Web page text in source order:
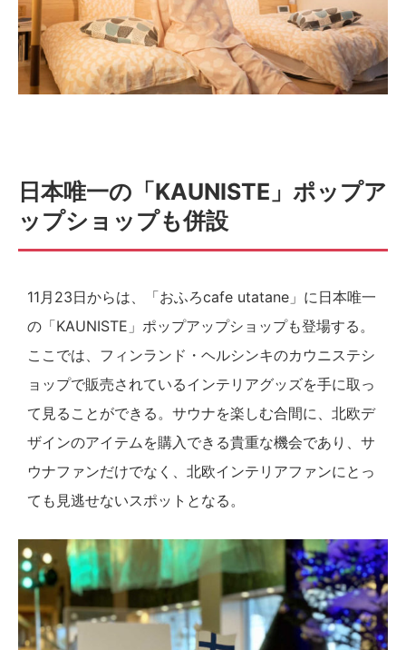
日本唯一の「KAUNISTE」ポップア
ップショップも併設
11月23日からは、「おふろcafe utatane」に日本唯一
の「KAUNISTE」ポップアップショップも登場する。
ここでは、フィンランド・ヘルシンキのカウニステシ
ョップで販売されているインテリアグッズを手に取っ
て見ることができる。サウナを楽しむ合間に、北欧デ
ザインのアイテムを購入できる貴重な機会であり、サ
ウナファンだけでなく、北欧インテリアファンにとっ
ても見逃せないスポットとなる。